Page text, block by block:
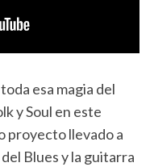
esa magia del
y Soul en este
proyecto llevado a
Blues y la guitarra